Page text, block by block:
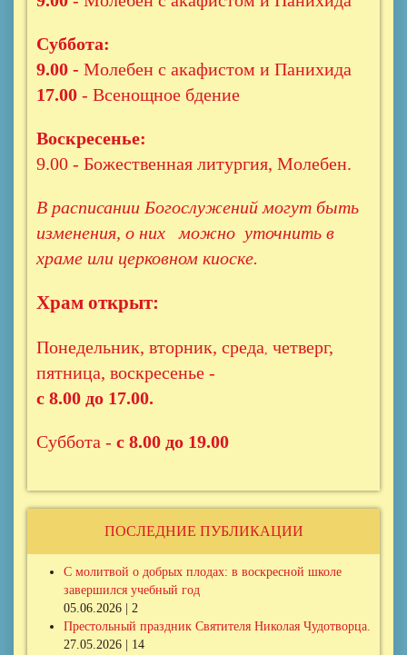
Суббота:
9.00 - Молебен с акафистом и Панихида
17.00 - Всенощное бдение
Воскресенье:
9.00 - Божественная литургия, Молебен.
В расписании Богослужений могут быть
изменения, о них можно уточнить в
храме или церковном киоске.
Храм открыт:
Понедельник, вторник, среда, четверг,
пятница, воскресенье -
с 8.00 до 17.00.
Суббота - с 8.00 до 19.00
ПОСЛЕДНИЕ ПУБЛИКАЦИИ
С молитвой о добрых плодах: в воскресной школе
завершился учебный год
05.06.2026 | 2
Престольный праздник Святителя Николая Чудотворца.
27.05.2026 | 14